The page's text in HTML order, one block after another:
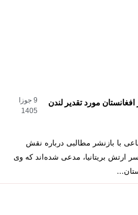
مورد تقدیر لندن
9 جوزا
1405
با بازنشر مطالبی درباره نقش
ارتش بریتانیا، مدعی شده‌اند که وی